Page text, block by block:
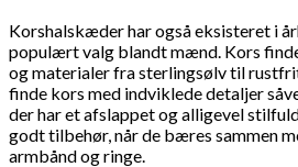
Korshalskæder har også eksisteret i
populært valg blandt mænd. Kors
og materialer fra sterlingsølv til
finde kors med indviklede detaljer
der har et afslappet og alligevel
godt tilbehør, når de bæres sammen
armbånd og ringe.